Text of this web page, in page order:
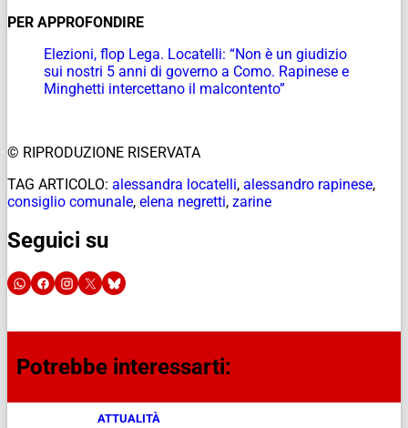
PER APPROFONDIRE
Elezioni, flop Lega. Locatelli: “Non è un giudizio
sui nostri 5 anni di governo a Como. Rapinese e
Minghetti intercettano il malcontento”
© RIPRODUZIONE RISERVATA
TAG ARTICOLO: alessandra locatelli, alessandro rapinese,
consiglio comunale, elena negretti, zarine
Seguici su
Potrebbe interessarti:
ATTUALITÀ